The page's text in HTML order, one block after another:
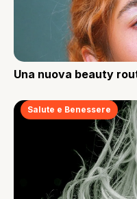
Una nuova beauty
Salute e Benessere